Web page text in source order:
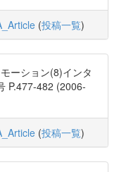
(投稿一覧)
ーション(8)インタ
P.477-482 (2006-
(投稿一覧)